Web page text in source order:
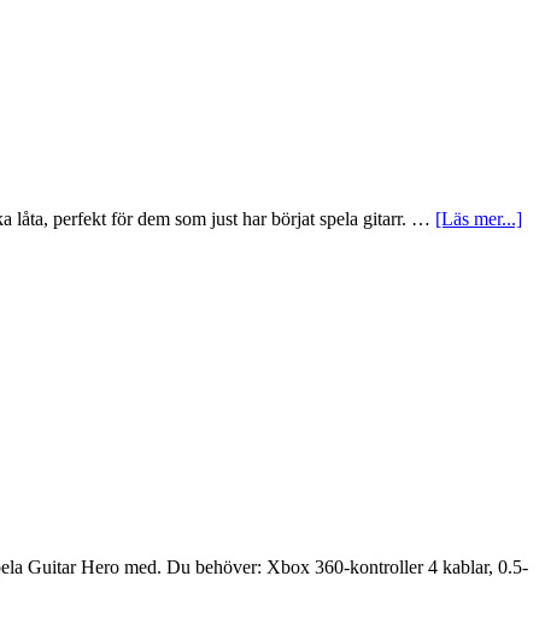
låta, perfekt för dem som just har börjat spela gitarr. … [Läs mer...]
Guitar Hero med. Du behöver: Xbox 360-kontroller 4 kablar, 0.5-